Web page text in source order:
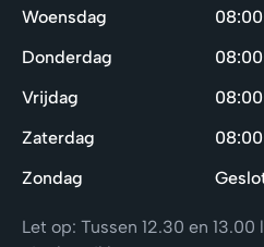
Woensdag
Donderdag
Vrijdag
Zaterdag
Zondag
Let op: Tussen 12.30 en